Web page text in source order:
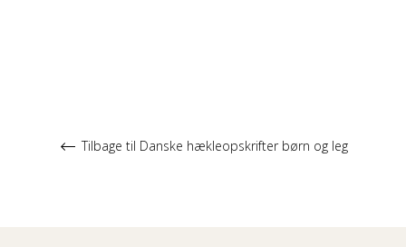
Tilbage til Danske hækleopskrifter børn og leg